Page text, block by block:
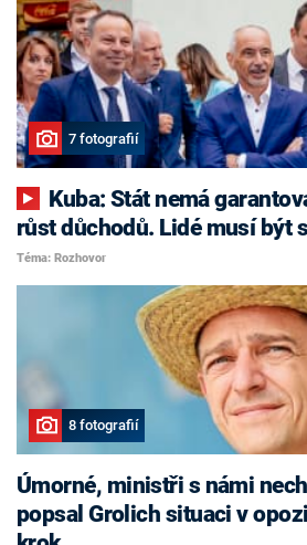
7 fotografií
růst důchodů. Lidé musí být
Téma: Rozhovor
8 fotografií
Úmorné, ministři s námi
popsal Grolich situaci v